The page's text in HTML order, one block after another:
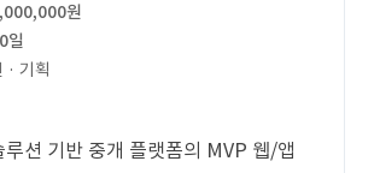
원
일
· 기획
루션 기반 중개 플랫폼의 MVP 웹/앱